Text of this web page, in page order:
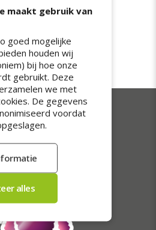
5 werkdagen. Heb je je
maak dan gebruik
of expreszending. Dan
met 3 dan wel 1
verzonden.
maakt gebruik van
goed mogelijke
houden wij
bij hoe onze
gebruikt. Deze
we met
De gegevens
voordat